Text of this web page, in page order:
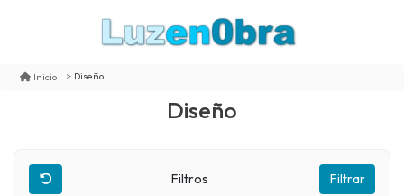
Inicio Diseño
Diseño
Filtros Filtrar